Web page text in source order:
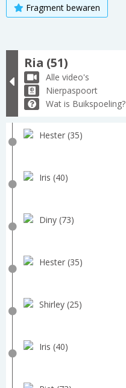
Fragment bewaren
Ria (51)
Alle video's
Nierpaspoort
Wat is Buikspoeling?
Hester (35)
Iris (40)
Diny (73)
Hester (35)
Shirley (25)
Iris (40)